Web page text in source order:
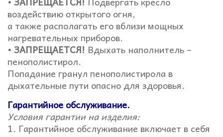
воздействию открытого огня,
а также располагать его вблизи мощных
нагревательных приборов.
• ЗАПРЕЩАЕТСЯ! Вдыхать наполнитель –
пенополистирол.
Попадание гранул пенополистирола в
дыхательные пути опасно для здоровья.
Гарантийное обслуживание.
Условия гарантии на изделия:
1. Гарантийное обслуживание включает в себя